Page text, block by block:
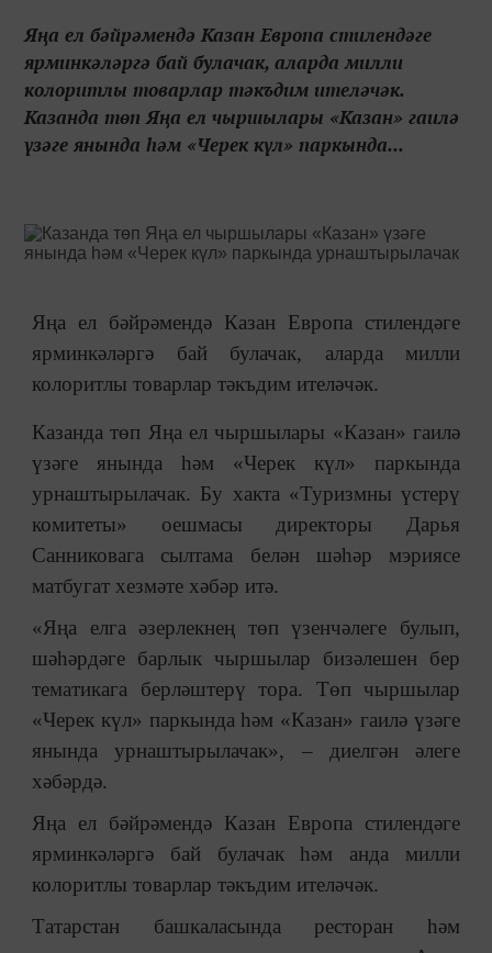
Яңа ел бәйрәмендә Казан Европа стилендәге
ярминкәләргә бай булачак, аларда милли
колоритлы товарлар тәкъдим ителәчәк.
Казанда төп Яңа ел чыршылары «Казан» гаилә
үзәге янында һәм «Черек күл» паркында...
Яңа ел бәйрәмендә Казан Европа стилендәге
ярминкәләргә бай булачак, аларда милли
колоритлы товарлар тәкъдим ителәчәк.
Казанда төп Яңа ел чыршылары «Казан» гаилә
үзәге янында һәм «Черек күл» паркында
урнаштырылачак. Бу хакта «Туризмны үстерү
комитеты» оешмасы директоры Дарья
Санниковага сылтама белән шәһәр мэриясе
матбугат хезмәте хәбәр итә.
«Яңа елга әзерлекнең төп үзенчәлеге булып,
шәһәрдәге барлык чыршылар бизәлешен бер
тематикага берләштерү тора. Төп чыршылар
«Черек күл» паркында һәм «Казан» гаилә үзәге
янында урнаштырылачак», –диелгән әлеге
хәбәрдә.
Яңа ел бәйрәмендә Казан Европа стилендәге
ярминкәләргә бай булачак һәм анда милли
колоритлы товарлар тәкъдим ителәчәк.
Татарстан башкаласында ресторан һәм